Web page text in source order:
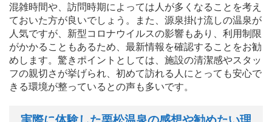
混雑時間や、訪問時期によっては人が多くなることを考え
ておいた方が良いでしょう。また、源泉掛け流しの温泉が
人気ですが、新型コロナウイルスの影響もあり、利用制限
がかかることもあるため、最新情報を確認することをお勧
めします。驚きポイントとしては、施設の清潔感やスタッ
フの親切さが挙げられ、初めて訪れる人にとっても安心で
きる環境が整っているとの声も多いです。